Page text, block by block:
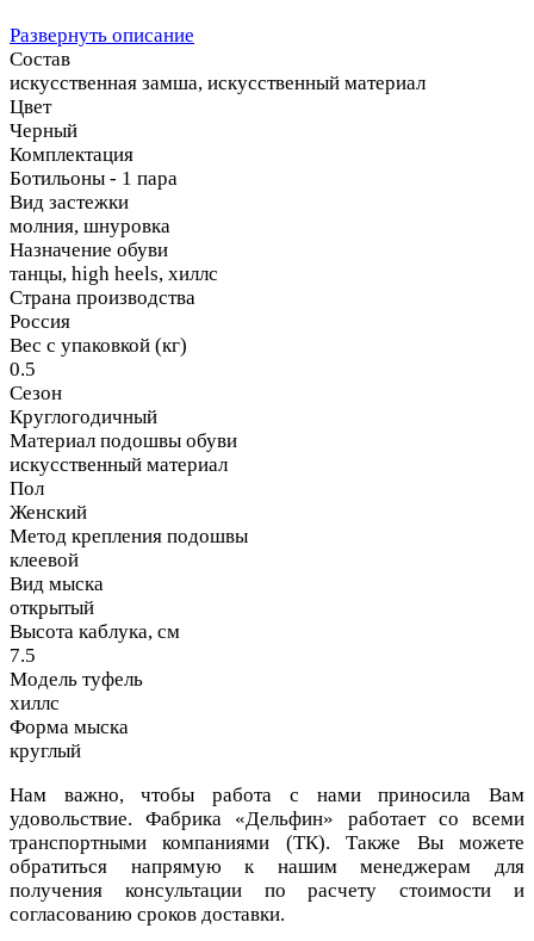
Развернуть описание
Состав
искусственная замша, искусственный материал
Цвет
Черный
Комплектация
Ботильоны - 1 пара
Вид застежки
молния, шнуровка
Назначение обуви
танцы, high heels, хиллс
Страна производства
Россия
Вес с упаковкой (кг)
0.5
Сезон
Круглогодичный
Материал подошвы обуви
искусственный материал
Пол
Женский
Метод крепления подошвы
клеевой
Вид мыска
открытый
Высота каблука, см
7.5
Модель туфель
хиллс
Форма мыска
круглый
Нам важно, чтобы работа с нами приносила Вам
удовольствие. Фабрика «Дельфин» работает со всеми
транспортными компаниями (ТК). Также Вы можете
обратиться напрямую к нашим менеджерам для
получения консультации по расчету стоимости и
согласованию сроков доставки.